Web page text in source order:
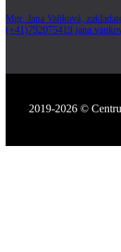
Mgr. Jana Vaňková,
(+41)792075419
2019-2026 ©